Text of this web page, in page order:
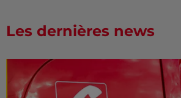
Les dernières news